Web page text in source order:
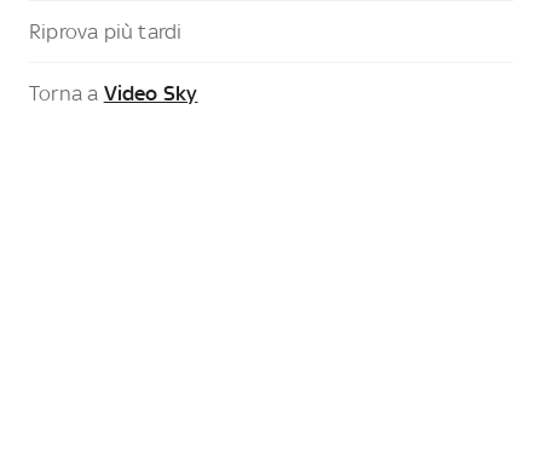
Riprova più tardi
Torna a Video Sky